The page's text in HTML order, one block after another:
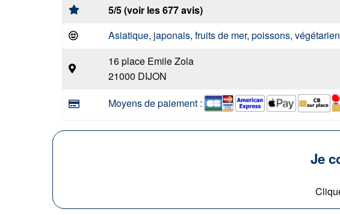
5/5 (voir les 677 avis)
Asiatique, japonais, fruits de mer, poissons,
16 place Emile Zola
21000 DIJON
Moyens de paiement :
Je